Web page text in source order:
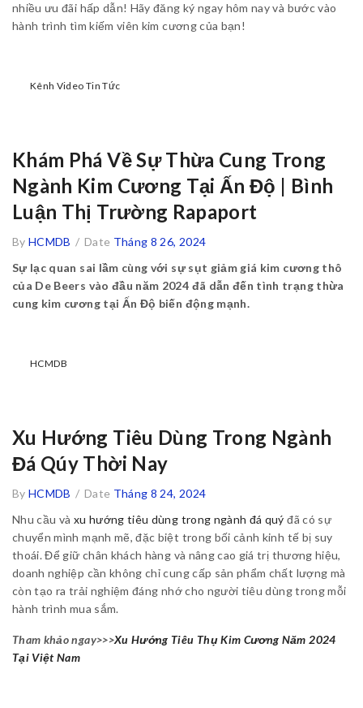
nhiều ưu đãi hấp dẫn! Hãy đăng ký ngay hôm nay và bước vào
hành trình tìm kiếm viên kim cương của bạn!
Kênh Video Tin Tức
Khám Phá Về Sự Thừa Cung Trong
Ngành Kim Cương Tại Ấn Độ | Bình
Luận Thị Trường Rapaport
ByHCMDB / Date Tháng 8 26, 2024
Sự lạc quan sai lầm cùng với sự sụt giảm giá kim cương thô
của De Beers vào đầu năm 2024 đã dẫn đến tình trạng thừa
cung kim cương tại Ấn Độ biến động mạnh.
HCMDB
Xu Hướng Tiêu Dùng Trong Ngành
Đá Qúy Thời Nay
ByHCMDB / Date Tháng 8 24, 2024
Nhu cầu và xu hướng tiêu dùng trong ngành đá quý đã có sự
chuyển mình mạnh mẽ, đặc biệt trong bối cảnh kinh tế bị suy
thoái. Để giữ chân khách hàng và nâng cao giá trị thương hiệu,
doanh nghiệp cần không chỉ cung cấp sản phẩm chất lượng mà
còn tạo ra trải nghiệm đáng nhớ cho người tiêu dùng trong mỗi
hành trình mua sắm.
Tham khảo ngay>>>Xu Hướng Tiêu Thụ Kim Cương Năm 2024
Tại Việt Nam